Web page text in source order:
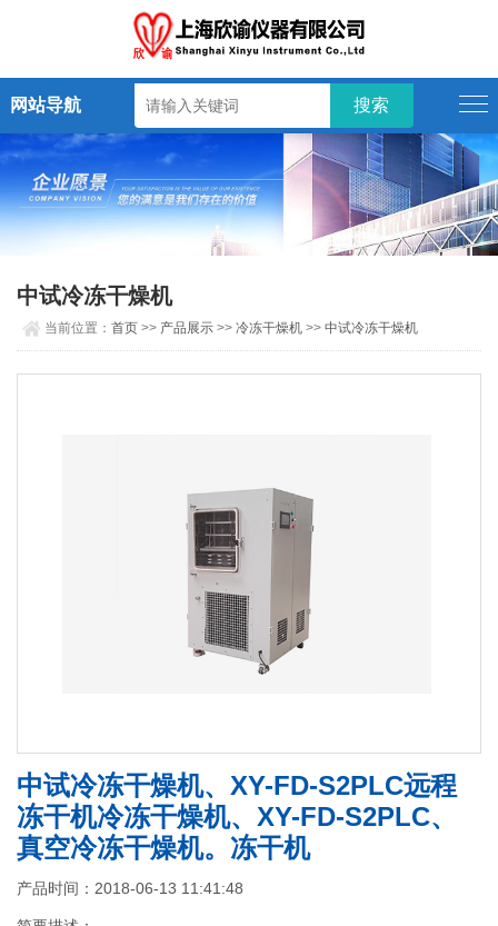
网站导航
中试冷冻干燥机
当前位置：首页 >> 产品展示 >>冷冻干燥机 >>中试冷冻干燥机
中试冷冻干燥机、XY-FD-S2PLC远程
冻干机冷冻干燥机、XY-FD-S2PLC、
真空冷冻干燥机。冻干机
产品时间：2018-06-13 11:41:48